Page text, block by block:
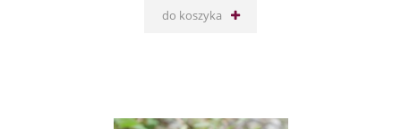
do koszyka